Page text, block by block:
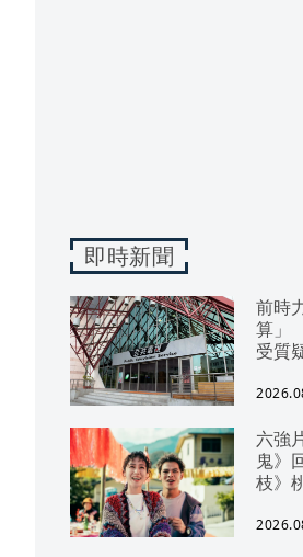
即時新聞
前時
算」
受質
六強
鬼》
枝》